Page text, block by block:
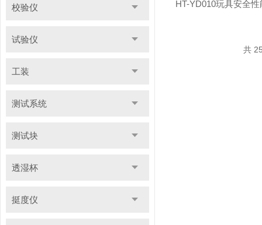
校验仪
试验仪
工装
测试系统
测试块
透湿杯
挺度仪
共